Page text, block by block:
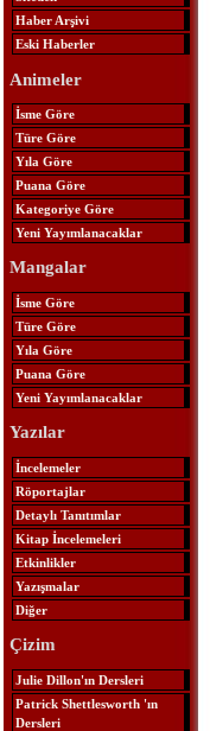
Haber Arşivi
Eski Haberler
Animeler
İsme Göre
Türe Göre
Yıla Göre
Puana Göre
Kategoriye Göre
Yeni Yayımlanacaklar
Mangalar
İsme Göre
Türe Göre
Yıla Göre
Puana Göre
Yeni Yayımlanacaklar
Yazılar
İncelemeler
Röportajlar
Detaylı Tanıtımlar
Kitap İncelemeleri
Etkinlikler
Yazışmalar
Diğer
Çizim
Julie Dillon'ın Dersleri
Patrick Shettlesworth 'ın
Dersleri